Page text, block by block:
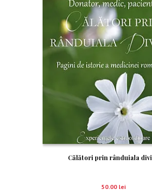
Călători prin rânduiala
50.00 lei